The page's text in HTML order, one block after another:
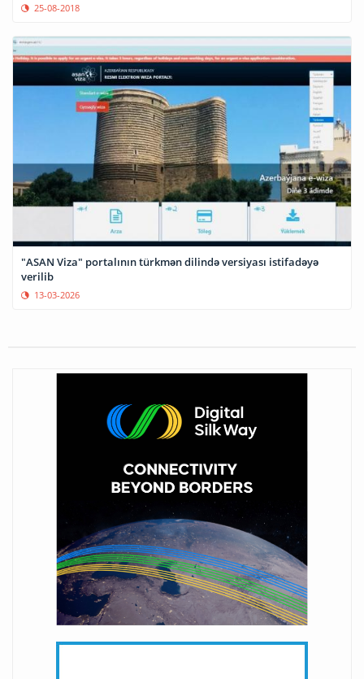
25-08-2018
"ASAN Viza" portalının türkmən dilində versiyası istifadəyə
verilib
13-03-2026